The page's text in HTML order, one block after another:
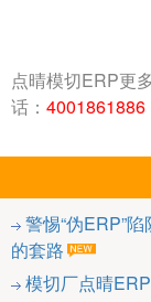
点晴模切ERP更
话： 4001861886
警惕“伪ERP”
的套路
模切厂点晴